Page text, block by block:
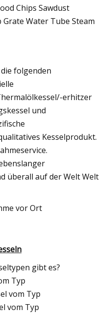
folgenden
erhitzer
und
Kesselprodukt.
überall auf der Welt Welt
vor Ort
gibt es?
Typ
vom Typ
vom Typ